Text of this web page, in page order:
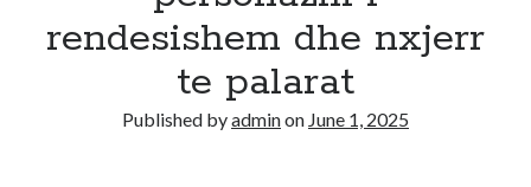
rendesishem dhe nxjerr
te palarat
Published byadminon June 1, 2025